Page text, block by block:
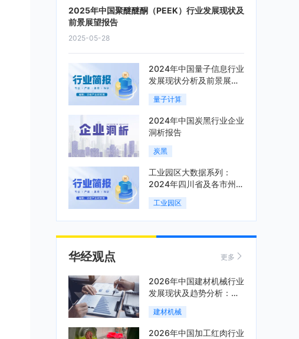
2025年中国聚醚醚酮（PEEK）行业发展现状及
前景展望报告
2025-05-28
2024年中国量子信息行业
发展现状分析及前景展望
报告
量子计算
2024年中国炭黑行业企业
洞析报告
炭黑
工业园区大数据系列：
2024年四川省及各市州工
业园区全景洞析报告
工业园区
华经观点 更多
2026年中国建材机械行业
发展现状及趋势分析：企
业加速向“装备+系统+服
务”综合服务商转型「图」
建材机械
2026年中国加工红肉行业